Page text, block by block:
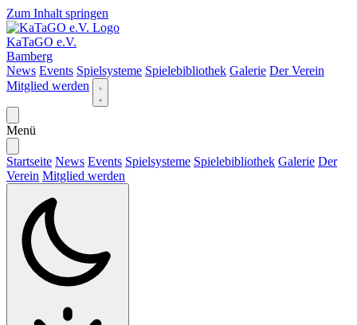
Zum Inhalt springen
KaTaGO e.V.
Bamberg
News Events Spielsysteme Spielebibliothek Galerie Der Verein
Mitglied werden
Menü
Startseite News Events Spielsysteme Spielebibliothek Galerie Der
Verein Mitglied werden